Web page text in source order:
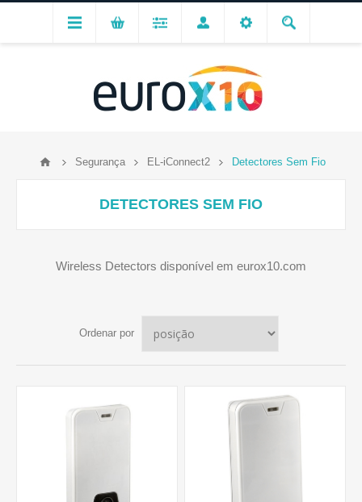
Segurança EL-iConnect2 Detectores Sem Fio
DETECTORES SEM FIO
Wireless Detectors disponível em eurox10.com
Ordenar por